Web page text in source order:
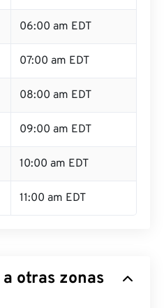
06:00 am EDT
07:00 am EDT
08:00 am EDT
09:00 am EDT
10:00 am EDT
11:00 am EDT
otras zonas